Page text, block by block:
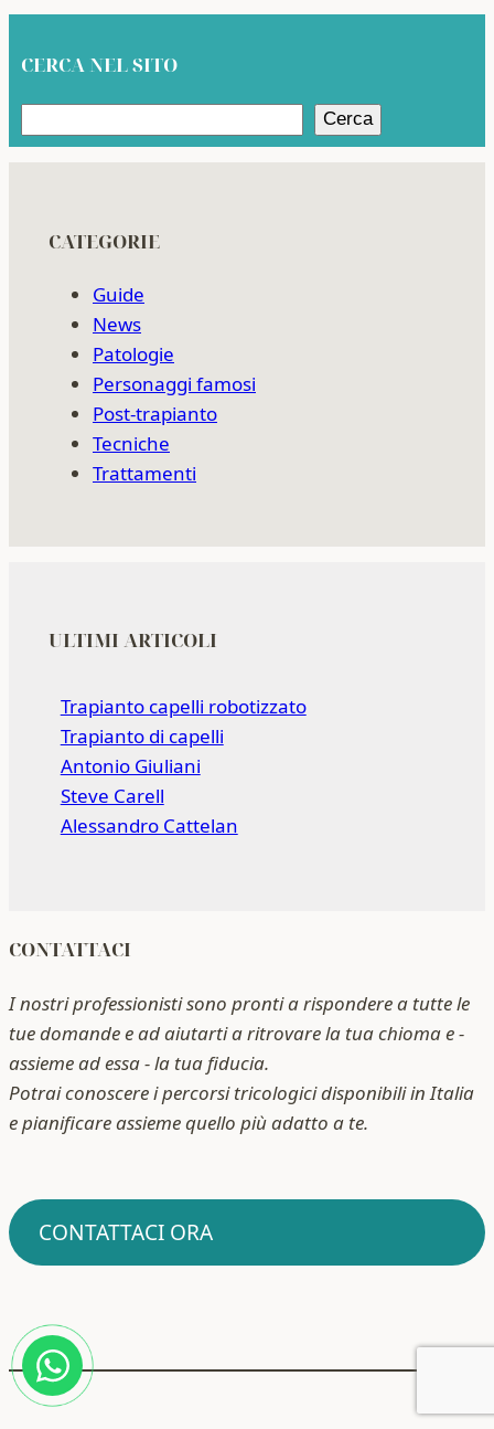
CERCA NEL SITO
Cerca
CATEGORIE
Guide
News
Patologie
Personaggi famosi
Post-trapianto
Tecniche
Trattamenti
ULTIMI ARTICOLI
Trapianto capelli robotizzato
Trapianto di capelli
Antonio Giuliani
Steve Carell
Alessandro Cattelan
CONTATTACI
I nostri professionisti sono pronti a rispondere a tutte le
tue domande e ad aiutarti a ritrovare la tua chioma e -
assieme ad essa - la tua fiducia.
Potrai conoscere i percorsi tricologici disponibili in Italia
e pianificare assieme quello più adatto a te.
CONTATTACI ORA